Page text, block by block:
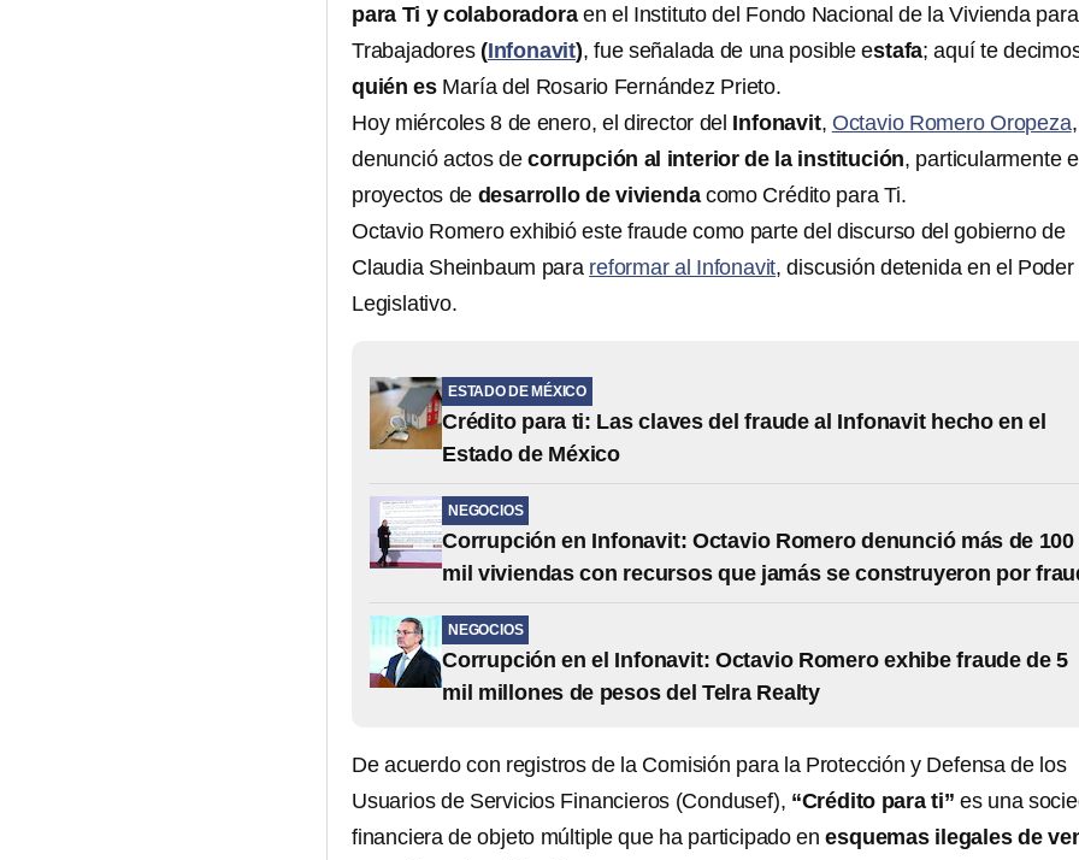
para Ti y colaboradora en el Instituto del Fondo Nacional de la Vivienda
Trabajadores (Infonavit), fue señalada de una posible estafa; aquí te
quién es María del Rosario Fernández Prieto.
Hoy miércoles 8 de enero, el director del Infonavit, Octavio Romero Oropeza,
denunció actos decorrupción al interior de la institución, particularmente
proyectos de desarrollo de viviendacomo Crédito para Ti.
Octavio Romero exhibió este fraude como parte del discurso del gobierno de
Claudia Sheinbaum para reformar al Infonavit, discusión detenida en el Poder
Legislativo.
ESTADO DE MÉXICO
Crédito para ti: Las claves del fraude al Infonavit hecho en el
Estado de México
NEGOCIOS
Corrupción en Infonavit: Octavio Romero denunció más de 100
mil viviendas con recursos que jamás se construyeron por
NEGOCIOS
Corrupción en el Infonavit: Octavio Romero exhibe fraude de 5
mil millones de pesos del Telra Realty
De acuerdo con registros de la Comisión para la Protección y Defensa de los
Usuarios de Servicios Financieros (Condusef), “Crédito para ti” es una
financiera de objeto múltiple que ha participado en esquemas ilegales de